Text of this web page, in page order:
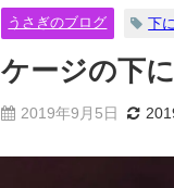
うさぎのブログ 下
ケージの下
2019年9月5日